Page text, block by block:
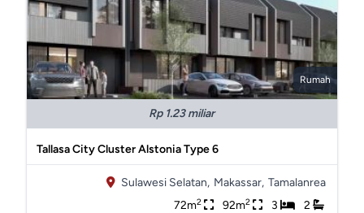
Rumah
Rp 1.23 miliar
Tallasa City Cluster Alstonia Type 6
Sulawesi Selatan, Makassar, Tamalanrea
72m2 92m2 3 2